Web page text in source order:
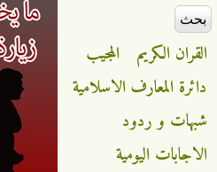
القران الكريم
المجيب
دائرة المعارف الاسلامية
شبهات و ردود
الاجابات اليومية